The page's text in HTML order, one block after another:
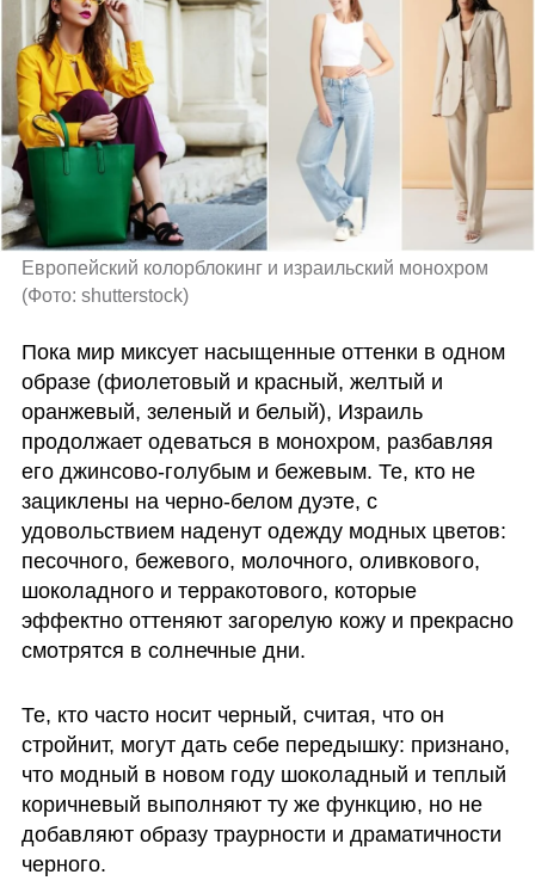
(Фото: shutterstock)
Пока мир миксует насыщенные оттенки в одном
образе (фиолетовый и красный, желтый и
оранжевый, зеленый и белый), Израиль
продолжает одеваться в монохром, разбавляя
его джинсово-голубым и бежевым. Те, кто не
зациклены на черно-белом дуэте, с
удовольствием наденут одежду модных цветов:
песочного, бежевого, молочного, оливкового,
шоколадного и терракотового, которые
эффектно оттеняют загорелую кожу и прекрасно
смотрятся в солнечные дни.
Те, кто часто носит черный, считая, что он
стройнит, могут дать себе передышку: признано,
что модный в новом году шоколадный и теплый
коричневый выполняют ту же функцию, но не
добавляют образу траурности и драматичности
черного.